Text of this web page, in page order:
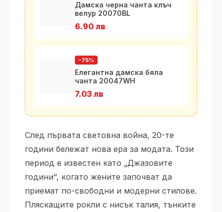
Дамска черна чанта клъч
велур 20070BL
6.90 лв
-75%
Елегантна дамска бяла
чанта 20047WH
7.03 лв
След първата световна война, 20-те
години бележат нова ера за модата. Този
период е известен като „Джазовите
години“, когато жените започват да
приемат по-свободни и модерни стилове.
Пляскащите рокли с нисък талия, тънките